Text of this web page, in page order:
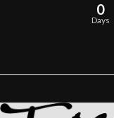
0
Days